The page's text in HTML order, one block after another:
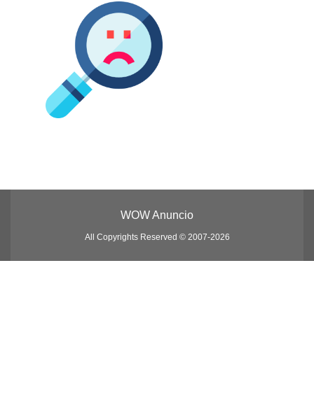
WOW Anuncio
All Copyrights Reserved © 2007-2026